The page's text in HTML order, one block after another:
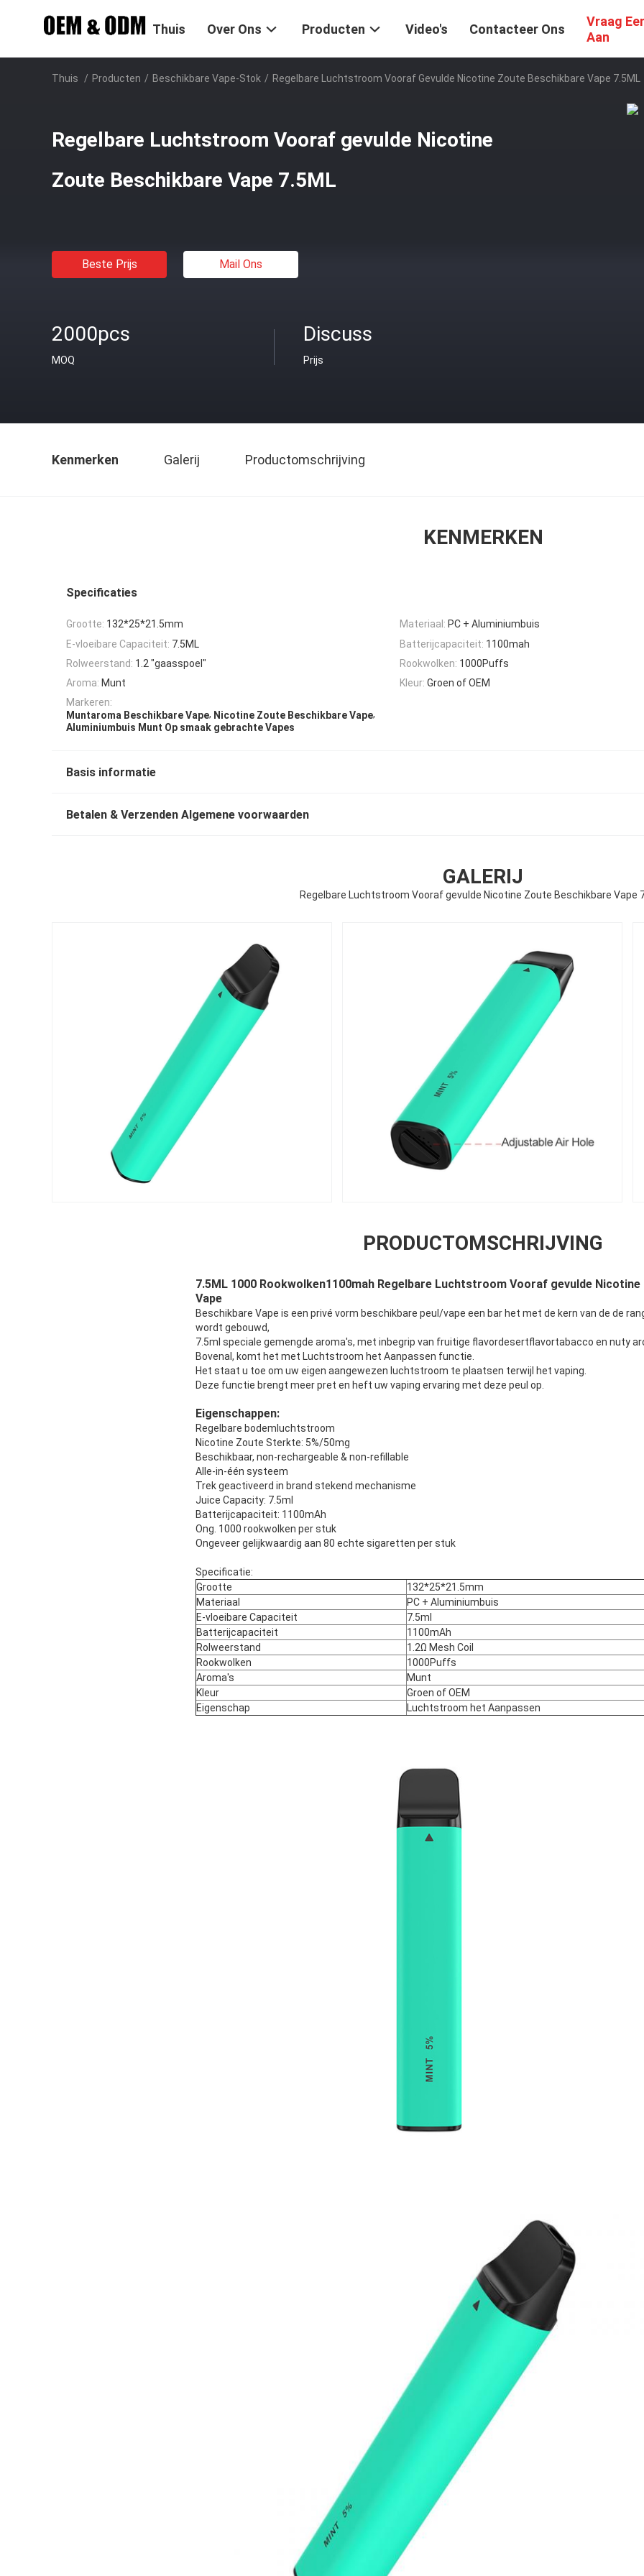
Thuis Over Ons Producten Video's Contacteer Ons
Vraag
Aan
Thuis / Producten / Beschikbare Vape-Stok / Regelbare Luchtstroom Vooraf Gevulde Nicotine Zoute Beschikbare Vape 7.5ML
Regelbare Luchtstroom Vooraf gevulde Nicotine
Zoute Beschikbare Vape 7.5ML
Beste Prijs Mail Ons
2000pcs
MOQ
Discuss
Prijs
Kenmerken Galerij Productomschrijving
KENMERKEN
Specificaties
Grootte: 132*25*21.5mm Materiaal: PC + Aluminiumbuis
E-vloeibare Capaciteit: 7.5ML Batterijcapaciteit: 1100mah
Rolweerstand: 1.2 "gaasspoel" Rookwolken: 1000Puffs
Aroma: Munt Kleur: Groen of OEM
Markeren:
Muntaroma Beschikbare Vape, Nicotine Zoute Beschikbare Vape,
Aluminiumbuis Munt Op smaak gebrachte Vapes
Basis informatie
Betalen & Verzenden Algemene voorwaarden
GALERIJ
Regelbare Luchtstroom Vooraf gevulde Nicotine Zoute Beschikbare Vape
PRODUCTOMSCHRIJVING
7.5ML 1000 Rookwolken1100mah Regelbare Luchtstroom Vooraf gevulde
Vape
Beschikbare Vape is een privé vorm beschikbare peul/vape een bar het met de kern van de de
wordt gebouwd,
7.5ml speciale gemengde aroma's, met inbegrip van fruitige flavordesertflavortabacco en nuty
Bovenal, komt het met Luchtstroom het Aanpassen functie.
Het staat u toe om uw eigen aangewezen luchtstroom te plaatsen terwijl het vaping.
Deze functie brengt meer pret en heft uw vaping ervaring met deze peul op.
Eigenschappen:
Regelbare bodemluchtstroom
Nicotine Zoute Sterkte: 5%/50mg
Beschikbaar, non-rechargeable & non-refillable
Alle-in-één systeem
Trek geactiveerd in brand stekend mechanisme
Juice Capacity: 7.5ml
Batterijcapaciteit: 1100mAh
Ong. 1000 rookwolken per stuk
Ongeveer gelijkwaardig aan 80 echte sigaretten per stuk
Specificatie:
Grootte
132*25*21.5mm
Materiaal
PC + Aluminiumbuis
E-vloeibare Capaciteit
7.5ml
Batterijcapaciteit
1100mAh
Rolweerstand
1.2Ω Mesh Coil
Rookwolken
1000Puffs
Aroma's
Munt
Kleur
Groen of OEM
Eigenschap
Luchtstroom het Aanpassen